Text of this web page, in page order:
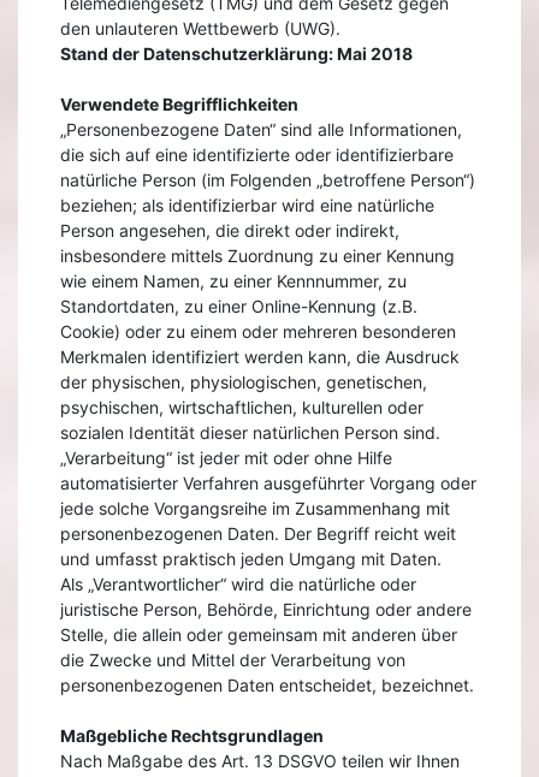
den unlauteren Wettbewerb (UWG).
Stand der Datenschutzerklärung: Mai 2018
Verwendete Begrifflichkeiten
„Personenbezogene Daten“ sind alle Informationen,
die sich auf eine identifizierte oder identifizierbare
natürliche Person (im Folgenden „betroffene Person“)
beziehen; als identifizierbar wird eine natürliche
Person angesehen, die direkt oder indirekt,
insbesondere mittels Zuordnung zu einer Kennung
wie einem Namen, zu einer Kennnummer, zu
Standortdaten, zu einer Online-Kennung (z.B.
Cookie) oder zu einem oder mehreren besonderen
Merkmalen identifiziert werden kann, die Ausdruck
der physischen, physiologischen, genetischen,
psychischen, wirtschaftlichen, kulturellen oder
sozialen Identität dieser natürlichen Person sind.
„Verarbeitung“ ist jeder mit oder ohne Hilfe
automatisierter Verfahren ausgeführter Vorgang oder
jede solche Vorgangsreihe im Zusammenhang mit
personenbezogenen Daten. Der Begriff reicht weit
und umfasst praktisch jeden Umgang mit Daten.
Als „Verantwortlicher“ wird die natürliche oder
juristische Person, Behörde, Einrichtung oder andere
Stelle, die allein oder gemeinsam mit anderen über
die Zwecke und Mittel der Verarbeitung von
personenbezogenen Daten entscheidet, bezeichnet.
Maßgebliche Rechtsgrundlagen
Nach Maßgabe des Art. 13 DSGVO teilen wir Ihnen